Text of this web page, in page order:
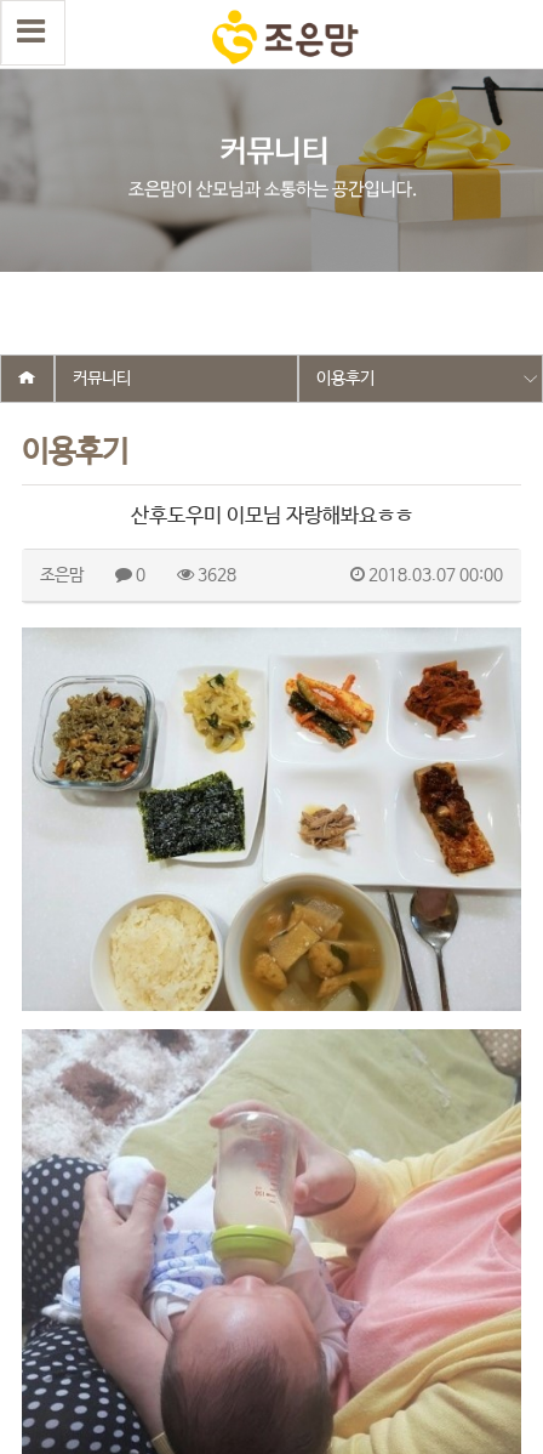
select wr_id, wr_subject from g5_write_m05_04 where wr_is_comment
= 0 and wr_datetime <= '2018-03-07 00:00:00' and wr_id <> '21' order
by wr_datetime desc limit 1 asdasf
이용후기
커뮤니티 이용후기
산후도우미 이모님 자랑해봐요ㅎㅎ
조은맘 0 3628 2018.03.07 00:00